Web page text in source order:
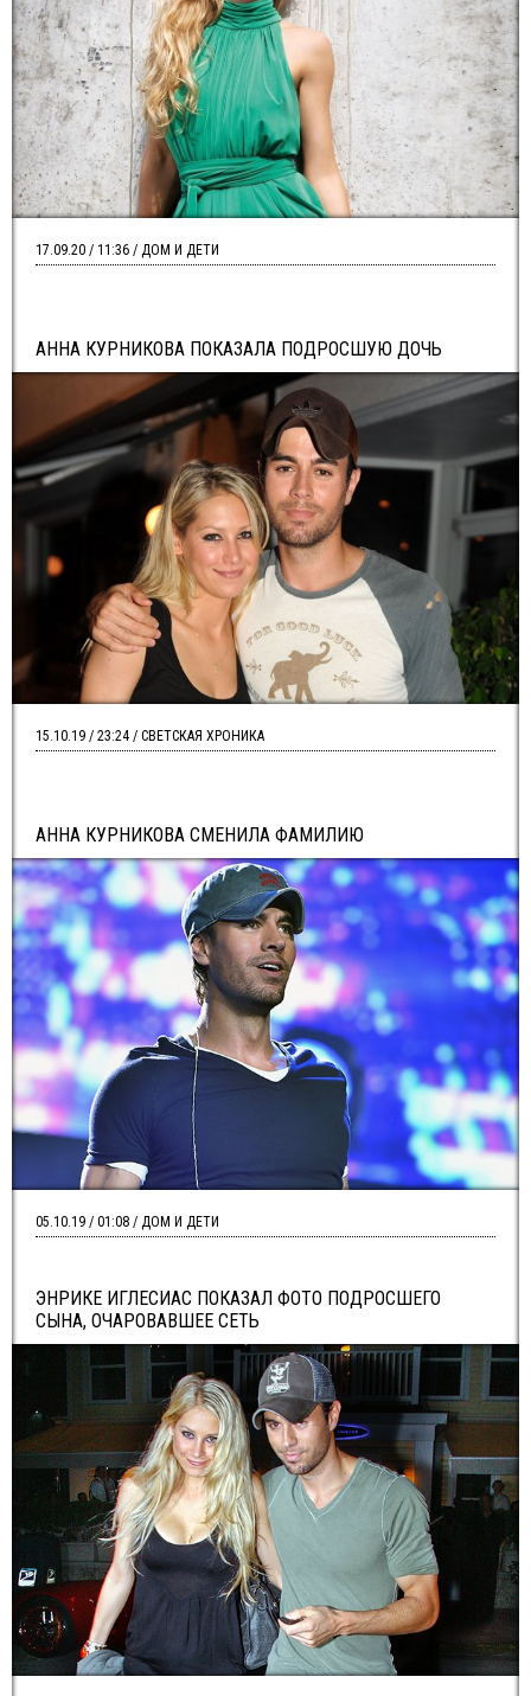
АННА КУРНИКОВА ПОКАЗАЛА ПОДРОСШУЮ ДОЧЬ
17.09.20 / 11:36 / ДОМ И ДЕТИ
АННА КУРНИКОВА СМЕНИЛА ФАМИЛИЮ
15.10.19 / 23:24 / СВЕТСКАЯ ХРОНИКА
ЭНРИКЕ ИГЛЕСИАС ПОКАЗАЛ ФОТО ПОДРОСШЕГО
СЫНА, ОЧАРОВАВШЕЕ СЕТЬ
05.10.19 / 01:08 / ДОМ И ДЕТИ